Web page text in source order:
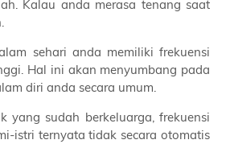
Kalau anda merasa tenang saat
sehari anda memiliki frekuensi
Hal ini akan menyumbang pada
diri anda secara umum.
yang sudah berkeluarga, frekuensi
istri ternyata tidak secara otomatis